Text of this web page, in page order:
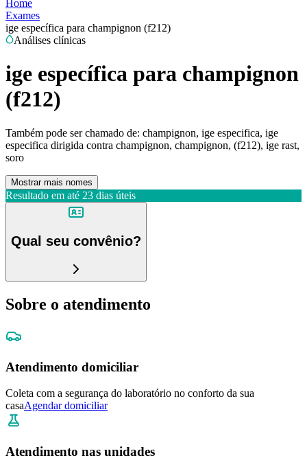
Home
Exames
ige específica para champignon (f212)
Análises clínicas
ige específica para champignon
(f212)
Também pode ser chamado de: champignon, ige especifica, ige
especifica dirigida contra champignon, champignon, (f212), ige rast,
soro
Mostrar mais nomes
Resultado em até 23 dias úteis
Qual seu convênio?
Sobre o atendimento
Atendimento domiciliar
Coleta com a segurança do laboratório no conforto da sua
casaAgendar domiciliar
Atendimento nas unidades